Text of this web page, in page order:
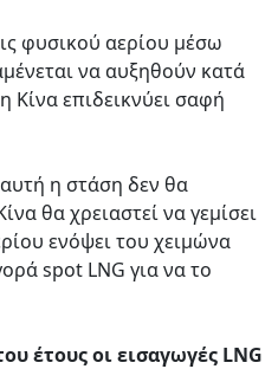
φυσικού αερίου μέσω
να αυξηθούν κατά
Κίνα επιδεικνύει σαφή
η στάση δεν θα
θα χρειαστεί να γεμίσει
ενόψει του χειμώνα
spot LNG για να το
έτους οι εισαγωγές LNG